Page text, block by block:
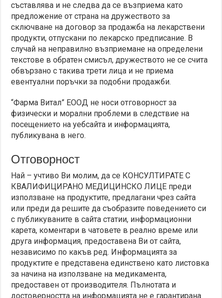
съставлява и не следва да се възприема като
предложение от страна на дружеството за
сключване на договор за продажба на лекарствени
продукти, отпускани по лекарско предписание. В
случай на неправилно възприемане на определени
текстове в обратен смисъл, дружеството не се счита
обвързано с такива трети лица и не приема
евентуални поръчки за подобни продажби.
“Фарма Витал” ЕООД не носи отговорност за
физически и морални проблеми в следствие на
посещението на уебсайта и информацията,
публикувана в него.
Отговорност
Най – учтиво Ви молим, да се КОНСУЛТИРАТЕ С
КВАЛИФИЦИРАНО МЕДИЦИНСКО ЛИЦЕ преди
използване на продуктите, предлагани чрез сайта
или преди да решите да съобразите поведението си
с публикуваните в сайта статии, информационни
карета, коментари в чатовете в реално време или
друга информация, предоставена Ви от сайта,
независимо по какъв ред. Информацията за
продуктите е представена единствено като листовка
за начина на използване на медикамента,
предоставен от производителя. Пълнотата и
достоверността на информацията не е гарантирана